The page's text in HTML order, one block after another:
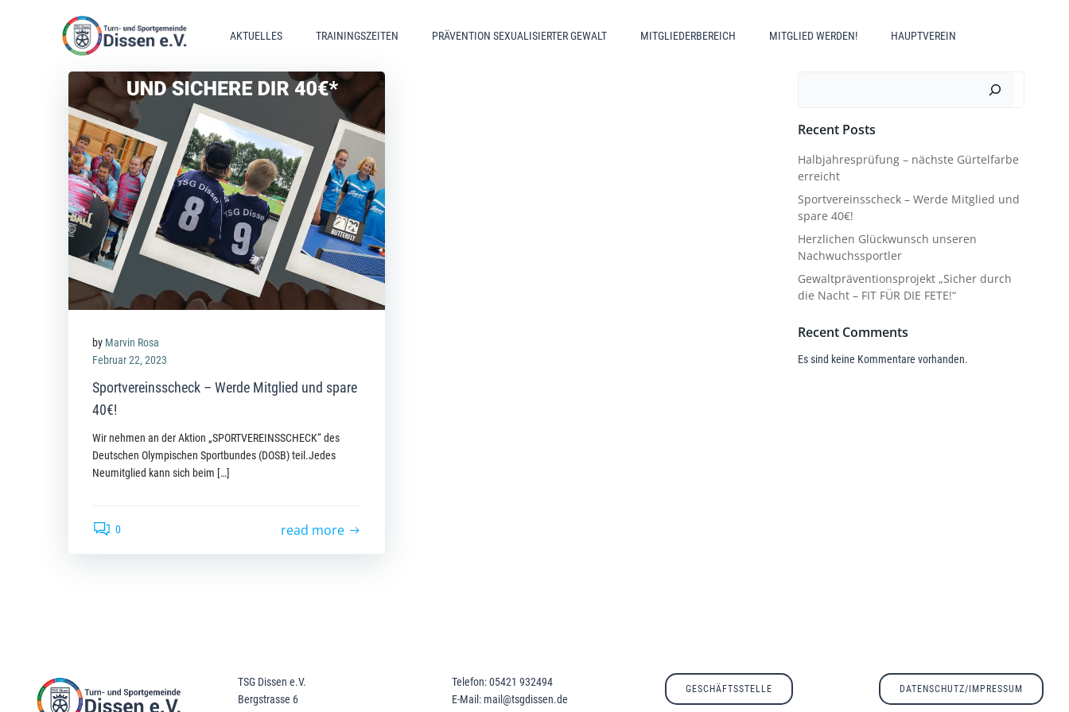
AKTUELLES TRAININGSZEITEN PRÄVENTION SEXUALISIERTER GEWALT MITGLIEDERBEREICH MITGLIED WERDEN! HAUPTVEREIN
by Marvin Rosa
Februar 22, 2023
Sportvereinsscheck – Werde Mitglied und spare
40€!
Wir nehmen an der Aktion „SPORTVEREINSSCHECK“ des
Deutschen Olympischen Sportbundes (DOSB) teil.Jedes
Neumitglied kann sich beim […]
0 read more
Recent Posts
Halbjahresprüfung – nächste Gürtelfarbe
erreicht
Sportvereinsscheck – Werde Mitglied und
spare 40€!
Herzlichen Glückwunsch unseren
Nachwuchssportler
Gewaltpräventionsprojekt „Sicher durch
die Nacht – FIT FÜR DIE FETE!“
Recent Comments
Es sind keine Kommentare vorhanden.
TSG Dissen e.V.
Bergstrasse 6
Telefon: 05421 932494
E-Mail: mail@tsgdissen.de
GESCHÄFTSSTELLE DATENSCHUTZ/IMPRESSUM